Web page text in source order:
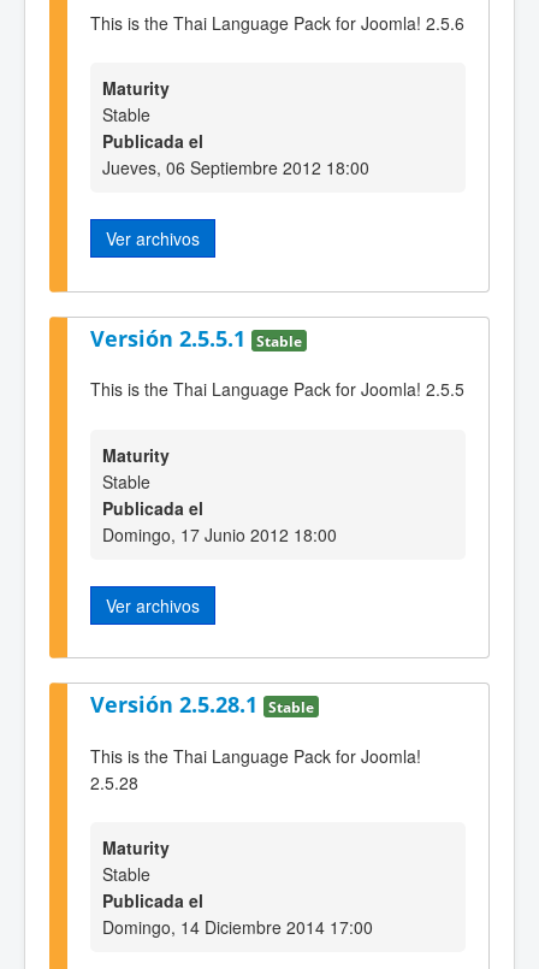
This is the Thai Language Pack for Joomla! 2.5.6
Maturity
Stable
Publicada el
Jueves, 06 Septiembre 2012 18:00
Ver archivos
Versión 2.5.5.1 Stable
This is the Thai Language Pack for Joomla! 2.5.5
Maturity
Stable
Publicada el
Domingo, 17 Junio 2012 18:00
Ver archivos
Versión 2.5.28.1 Stable
This is the Thai Language Pack for Joomla!
2.5.28
Maturity
Stable
Publicada el
Domingo, 14 Diciembre 2014 17:00